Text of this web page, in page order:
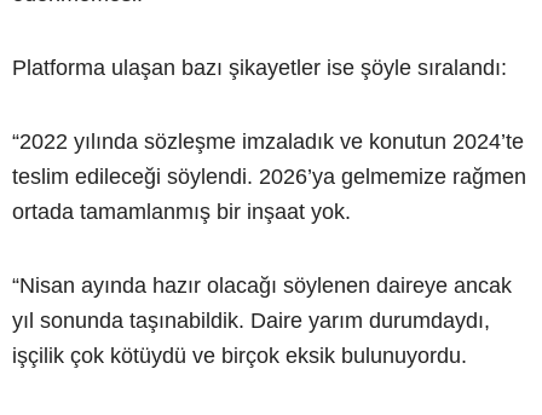
Platforma ulaşan bazı şikayetler ise şöyle sıralandı:
“2022 yılında sözleşme imzaladık ve konutun 2024’te
teslim edileceği söylendi. 2026’ya gelmemize rağmen
ortada tamamlanmış bir inşaat yok.
“Nisan ayında hazır olacağı söylenen daireye ancak
yıl sonunda taşınabildik. Daire yarım durumdaydı,
işçilik çok kötüydü ve birçok eksik bulunuyordu.